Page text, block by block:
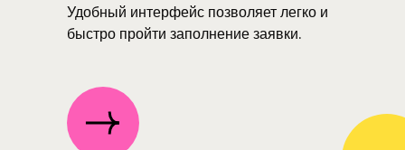
Удобный интерфейс позволяет легко и
быстро пройти заполнение заявки.